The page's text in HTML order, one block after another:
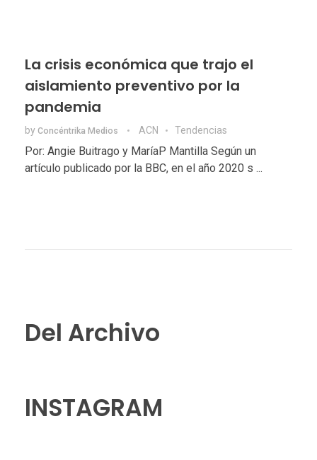
La crisis económica que trajo el
aislamiento preventivo por la
pandemia
by Concéntrika Medios ACN Tendencias
Por: Angie Buitrago y MaríaP Mantilla Según un
artículo publicado por la BBC, en el año 2020 s ...
Del Archivo
INSTAGRAM